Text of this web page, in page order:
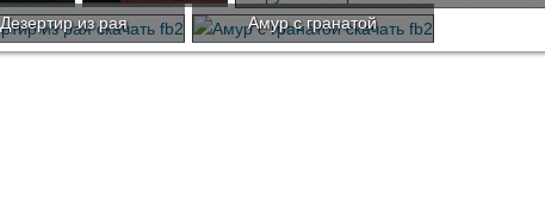
Дезертир из рая
Амур с гранатой